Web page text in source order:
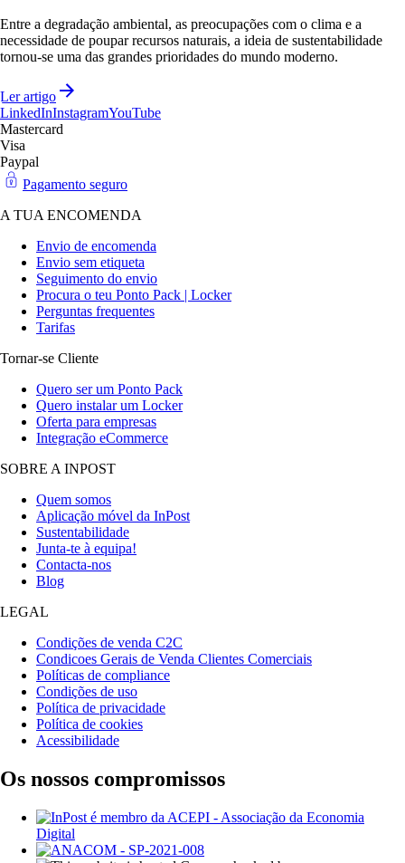
Entre a degradação ambiental, as preocupações com o clima e a
necessidade de poupar recursos naturais, a ideia de sustentabilidade
tornou-se uma das grandes prioridades do mundo moderno.
Ler artigo
LinkedInInstagramYouTube
Mastercard
Visa
Paypal
Pagamento seguro
A TUA ENCOMENDA
Envio de encomenda
Envio sem etiqueta
Seguimento do envio
Procura o teu Ponto Pack | Locker
Perguntas frequentes
Tarifas
Tornar-se Cliente
Quero ser um Ponto Pack
Quero instalar um Locker
Oferta para empresas
Integração eCommerce
SOBRE A INPOST
Quem somos
Aplicação móvel da InPost
Sustentabilidade
Junta-te à equipa!
Contacta-nos
Blog
LEGAL
Condições de venda C2C
Condicoes Gerais de Venda Clientes Comerciais
Políticas de compliance
Condições de uso
Política de privacidade
Política de cookies
Acessibilidade
Os nossos compromissos